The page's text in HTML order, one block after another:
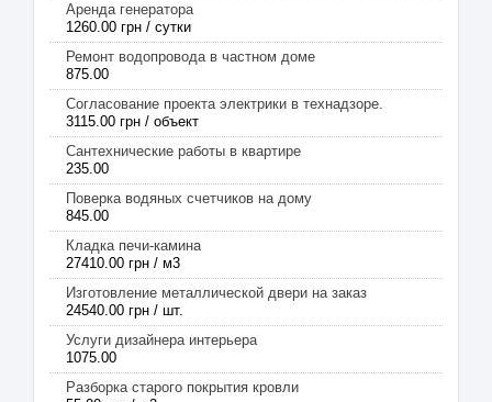
Аренда генератора
1260.00 грн / сутки
Ремонт водопровода в частном доме
875.00
Согласование проекта электрики в технадзоре.
3115.00 грн / объект
Сантехнические работы в квартире
235.00
Поверка водяных счетчиков на дому
845.00
Кладка печи-камина
27410.00 грн / м3
Изготовление металлической двери на заказ
24540.00 грн / шт.
Услуги дизайнера интерьера
1075.00
Разборка старого покрытия кровли